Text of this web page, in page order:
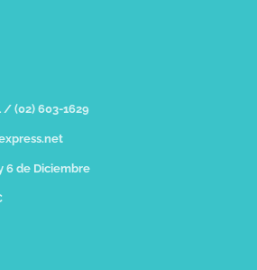
/ (02) 603-1629
6 de Diciembre